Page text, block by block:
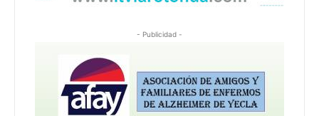
- Publicidad -